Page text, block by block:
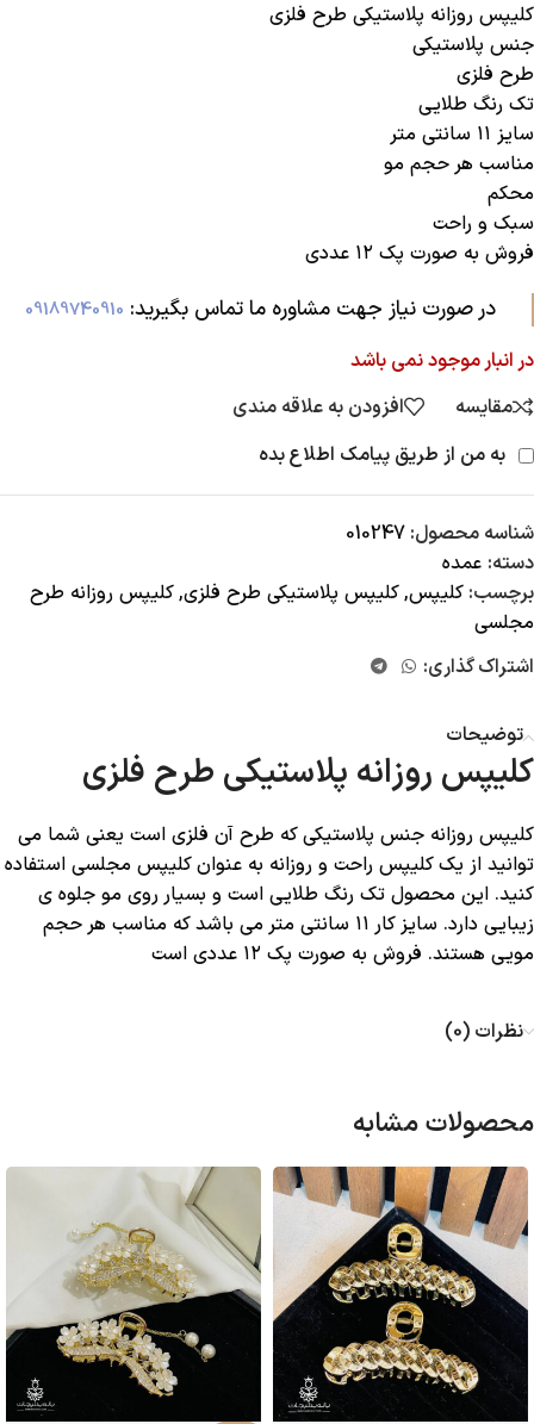
کلیپس روزانه پلاستیکی طرح فلزی
جنس پلاستیکی
طرح فلزی
تک رنگ طلایی
سایز ۱۱ سانتی متر
مناسب هر حجم مو
محکم
سبک و راحت
فروش به صورت پک ۱۲ عددی
در صورت نیاز جهت مشاوره ما تماس بگیرید:‌ 09189740910
در انبار موجود نمی باشد
مقایسه
افزودن به علاقه مندی
به من از طریق پیامک اطلاع بده
شناسه محصول: 010247
دسته: عمده
برچسب: کلیپس,کلیپس پلاستیکی طرح فلزی,کلیپس روزانه طرح
مجلسی
اشتراک گذاری:
توضیحات
کلیپس روزانه پلاستیکی طرح فلزی
کلیپس روزانه جنس پلاستیکی که طرح آن فلزی است یعنی شما می
توانید از یک کلیپس راحت و روزانه به عنوان کلیپس مجلسی استفاده
کنید. این محصول تک رنگ طلایی است و بسیار روی مو جلوه ی
زیبایی دارد. سایز کار ۱۱ سانتی متر می باشد که مناسب هر حجم
مویی هستند. فروش به صورت پک ۱۲ عددی است
نظرات (0)
محصولات مشابه